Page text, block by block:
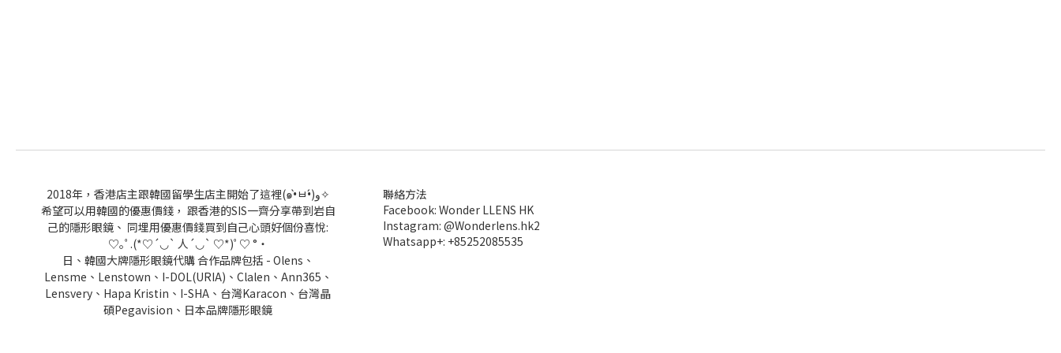
2018年，香港店主跟韓國留學生店主開始了這裡(๑•̀ㅂ•́)و✧
希望可以用韓國的優惠價錢， 跟香港的SIS一齊分享帶到岩自
己的隱形眼鏡、 同埋用優惠價錢買到自己心頭好個份喜悅:
♡｡ﾟ.(*♡´◡` 人´◡` ♡*)ﾟ♡ °・
日、韓國大牌隱形眼鏡代購 合作品牌包括 - Olens、
Lensme、Lenstown、I-DOL(URIA)、Clalen、Ann365、
Lensvery、Hapa Kristin、I-SHA、台灣Karacon、台灣晶
碩Pegavision、日本品牌隱形眼鏡
聯絡方法
Facebook: Wonder LLENS HK
Instagram: @Wonderlens.hk2
Whatsapp+: +85252085535